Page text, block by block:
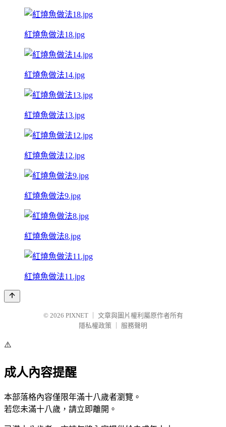
紅燒魚做法18.jpg
紅燒魚做法14.jpg
紅燒魚做法13.jpg
紅燒魚做法12.jpg
紅燒魚做法9.jpg
紅燒魚做法8.jpg
紅燒魚做法11.jpg
© 2026 PIXNET
文章與圖片權利屬原作者所有
隱私權政策
服務聲明
⚠️
成人內容提醒
本部落格內容僅限年滿十八歲者瀏覽。
若您未滿十八歲，請立即離開。